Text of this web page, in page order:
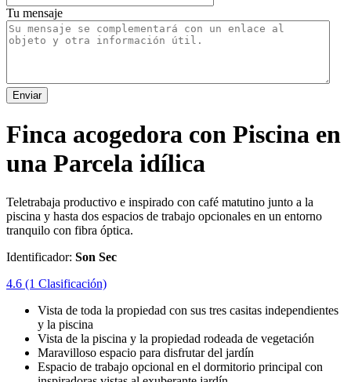
Tu mensaje
Enviar
Finca acogedora con Piscina en
una Parcela idílica
Teletrabaja productivo e inspirado con café matutino junto a la
piscina y hasta dos espacios de trabajo opcionales en un entorno
tranquilo con fibra óptica.
Identificador: Son Sec
4.6 (1 Clasificación)
Vista de toda la propiedad con sus tres casitas independientes
y la piscina
Vista de la piscina y la propiedad rodeada de vegetación
Maravilloso espacio para disfrutar del jardín
Espacio de trabajo opcional en el dormitorio principal con